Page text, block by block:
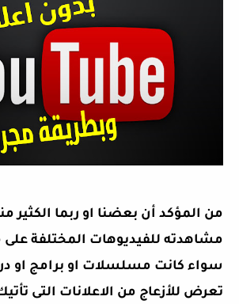
من المؤكد أن بعضنا او ربما الكثير
مشاهدته للفيديوهات المختلفة
سواء كانت مسلسلات او برامج او
تعرض للأزعاج من الاعلانات التى